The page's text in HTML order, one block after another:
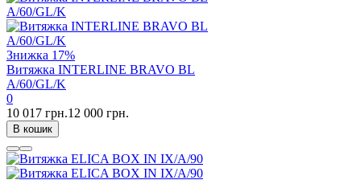
Знижка 17%
Витяжка INTERLINE BRAVO BL
A/60/GL/K
0
10 017 грн.12 000 грн.
В кошик